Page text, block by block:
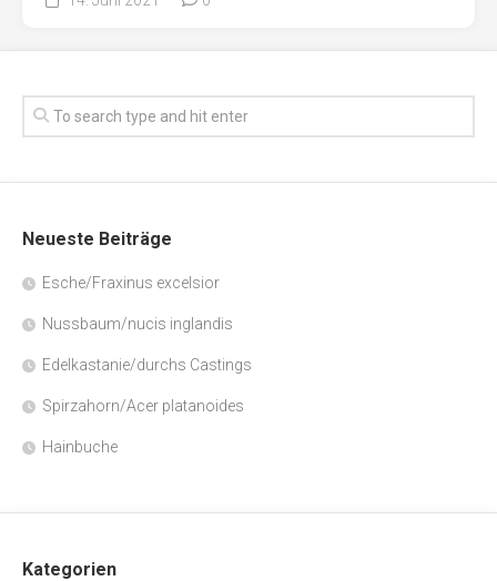
Neueste Beiträge
Esche/Fraxinus excelsior
Nussbaum/nucis inglandis
Edelkastanie/durchs Castings
Spirzahorn/Acer platanoides
Hainbuche
Kategorien